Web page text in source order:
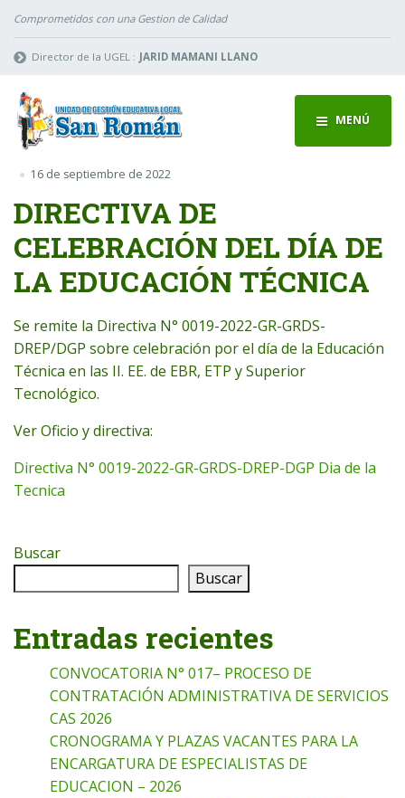
Comprometidos con una Gestion de Calidad
Director de la UGEL : JARID MAMANI LLANO
MENÚ
16 de septiembre de 2022
DIRECTIVA DE
CELEBRACIÓN DEL DÍA DE
LA EDUCACIÓN TÉCNICA
Se remite la Directiva N° 0019-2022-GR-GRDS-
DREP/DGP sobre celebración por el día de la Educación
Técnica en las II. EE. de EBR, ETP y Superior
Tecnológico.
Ver Oficio y directiva:
Directiva N° 0019-2022-GR-GRDS-DREP-DGP Dia de la
Tecnica
Buscar
Buscar
Entradas recientes
CONVOCATORIA N° 017– PROCESO DE
CONTRATACIÓN ADMINISTRATIVA DE SERVICIOS
CAS 2026
CRONOGRAMA Y PLAZAS VACANTES PARA LA
ENCARGATURA DE ESPECIALISTAS DE
EDUCACION – 2026